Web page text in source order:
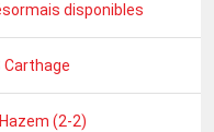
disponibles
Carthage
(2-2)